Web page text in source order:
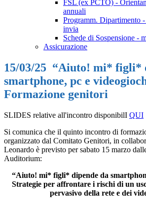
FSL (ex PCTO) -
annuali
Programm. Dipartimento
invia
Schede di Sospensione -
Assicurazione
15/03/25 “Aiuto! mi* figli*
smartphone, pc e
Formazione genitori
SLIDES relative all'incontro disponibilI QUI
Si comunica che il quinto incontro di
organizzato dal Comitato Genitori, in
Leonardo è previsto per sabato 15 marzo
Auditorium:
“Aiuto! mi* figli* dipende da
Strategie per affrontare i rischi di un
pervasivo della rete e dei